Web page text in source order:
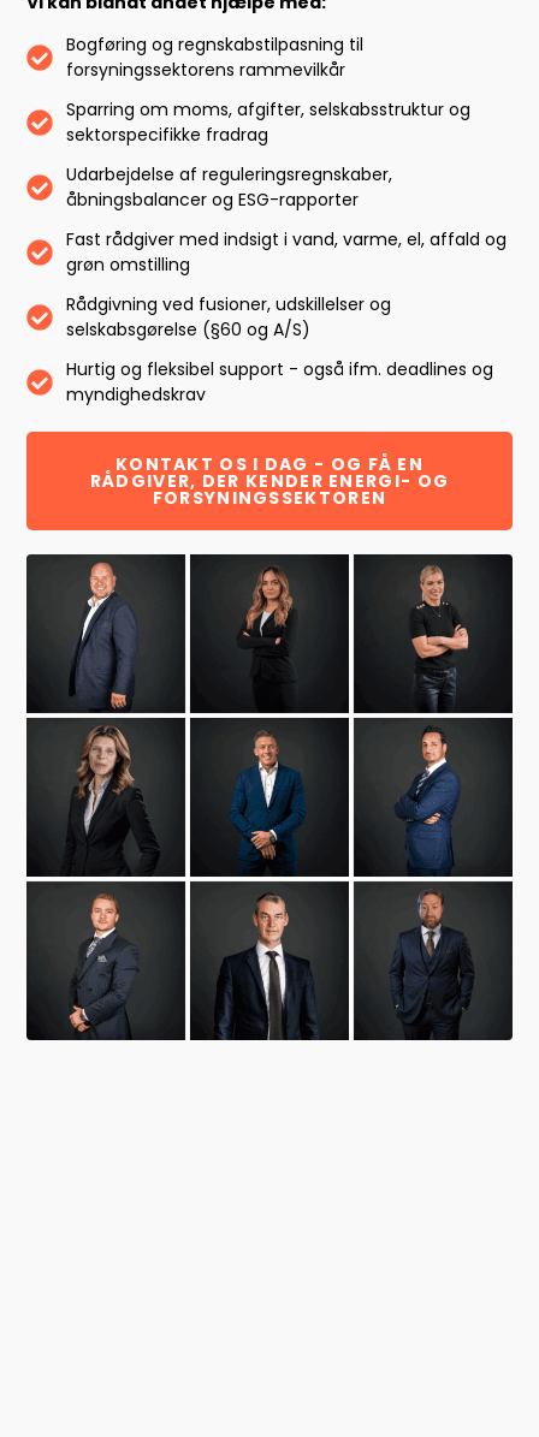
Bogføring og regnskabstilpasning til
forsyningssektorens rammevilkår
Sparring om moms, afgifter, selskabsstruktur og
sektorspecifikke fradrag
Udarbejdelse af reguleringsregnskaber,
åbningsbalancer og ESG-rapporter
Fast rådgiver med indsigt i vand, varme, el, affald og
grøn omstilling
Rådgivning ved fusioner, udskillelser og
selskabsgørelse (§60 og A/S)
Hurtig og fleksibel support - også ifm. deadlines og
myndighedskrav
KONTAKT OS I DAG - OG FÅ EN
RÅDGIVER, DER KENDER ENERGI- OG
FORSYNINGSSEKTOREN